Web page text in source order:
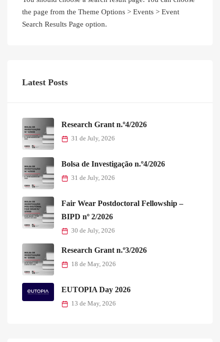
the page from the Theme Options > Events > Event
Search Results Page option.
Latest Posts
Research Grant n.º4/2026
31 de July, 2026
Bolsa de Investigação n.º4/2026
31 de July, 2026
Fair Wear Postdoctoral Fellowship –
BIPD nº 2/2026
30 de July, 2026
Research Grant n.º3/2026
18 de May, 2026
EUTOPIA Day 2026
13 de May, 2026